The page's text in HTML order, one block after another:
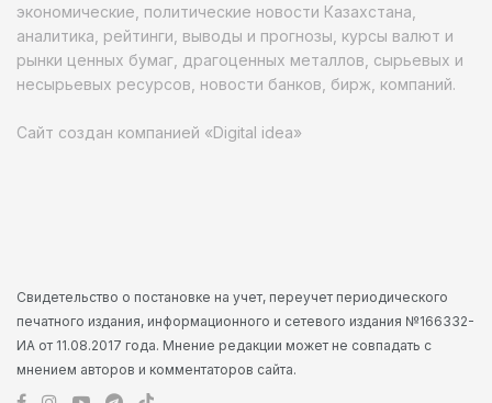
экономические, политические новости Казахстана,
аналитика, рейтинги, выводы и прогнозы, курсы валют и
рынки ценных бумаг, драгоценных металлов, сырьевых и
несырьевых ресурсов, новости банков, бирж, компаний.
Сайт создан компанией «Digital idea»
Свидетельство о постановке на учет, переучет периодического
печатного издания, информационного и сетевого издания №166332-
ИА от 11.08.2017 года. Мнение редакции может не совпадать с
мнением авторов и комментаторов сайта.